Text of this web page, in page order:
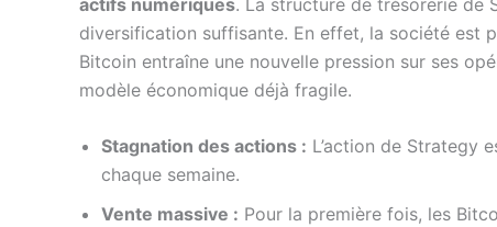
diversification suffisante. En effet, la société est
Bitcoin entraîne une nouvelle pression sur ses
modèle économique déjà fragile.
Stagnation des actions : L’action de Strategy
chaque semaine.
Vente massive : Pour la première fois, les